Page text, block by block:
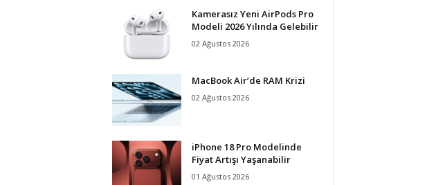
Kamerasız Yeni AirPods Pro
Modeli 2026 Yılında Gelebilir
02 Ağustos 2026
MacBook Air’de RAM Krizi
02 Ağustos 2026
iPhone 18 Pro Modelinde
Fiyat Artışı Yaşanabilir
01 Ağustos 2026